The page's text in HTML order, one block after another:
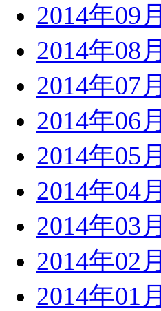
2014年09月
2014年08月
2014年07月
2014年06月
2014年05月
2014年04月
2014年03月
2014年02月
2014年01月